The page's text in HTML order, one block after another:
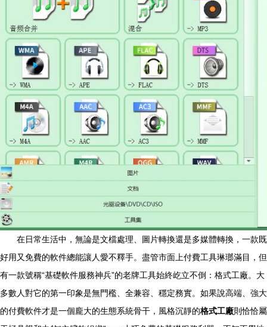
在日常生活中，無論是文檔處理、圖片轉換還是多媒體轉換，一款既
好用又免費的軟件總能讓人愛不釋手。盡管市面上付費工具琳瑯滿目，但
有一款號稱“基礎軟件服務神兵”的老牌工具始終屹立不倒：格式工廠。大
多數人對它的第一印象是無門檻、全兼容、穩定務實。如果說高端、強大
的付費軟件才是一個龐大的生態系統骨干，風格沉靜的格式工廠則恰恰屬